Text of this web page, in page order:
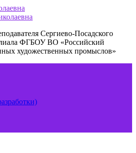
Сергиево-Посадского
ФГБОУ ВО «Российский
художественных промыслов»